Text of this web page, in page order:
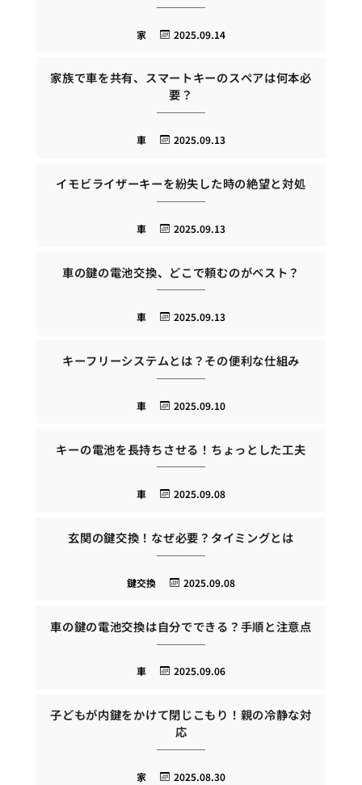
2025.09.14
家
家族で車を共有、スマートキーのスペアは何本必
要？
2025.09.13
車
イモビライザーキーを紛失した時の絶望と対処
2025.09.13
車
車の鍵の電池交換、どこで頼むのがベスト？
2025.09.13
車
キーフリーシステムとは？その便利な仕組み
2025.09.10
車
キーの電池を長持ちさせる！ちょっとした工夫
2025.09.08
車
玄関の鍵交換！なぜ必要？タイミングとは
2025.09.08
鍵交換
車の鍵の電池交換は自分でできる？手順と注意点
2025.09.06
車
子どもが内鍵をかけて閉じこもり！親の冷静な対
応
2025.08.30
家